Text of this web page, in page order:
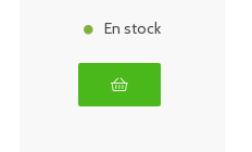
En stock